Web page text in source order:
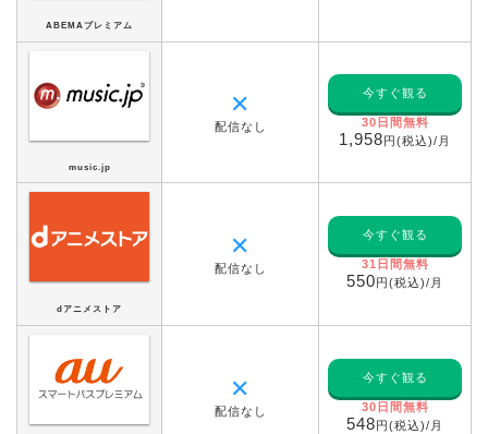
ABEMAプレミアム
music.jp
✕
配信なし
今すぐ観る
30日間無料
1,958円(税込)/月
dアニメストア
✕
配信なし
今すぐ観る
31日間無料
550円(税込)/月
✕
配信なし
今すぐ観る
30日間無料
548円(税込)/月